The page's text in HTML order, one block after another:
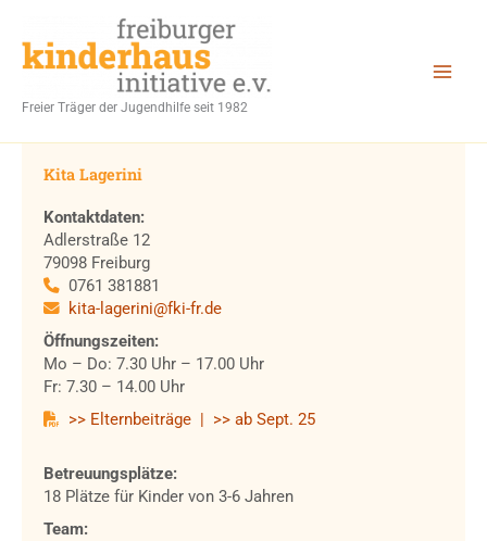
springen
Freier Träger der Jugendhilfe seit 1982
Kita Lagerini
Kontaktdaten:
Adlerstraße 12
79098 Freiburg
0761 381881
kita-lagerini@fki-fr.de
Öffnungszeiten:
Mo – Do: 7.30 Uhr – 17.00 Uhr
Fr: 7.30 – 14.00 Uhr
>> Elternbeiträge
| >> ab Sept. 25
Betreuungsplätze:
18 Plätze für Kinder von 3-6 Jahren
Team: